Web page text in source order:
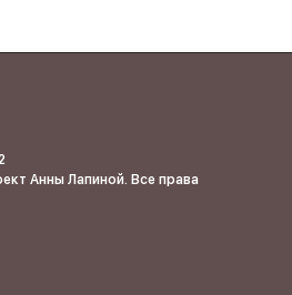
Анны Лапиной. Все права